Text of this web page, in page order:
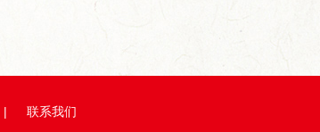
| 联系我们